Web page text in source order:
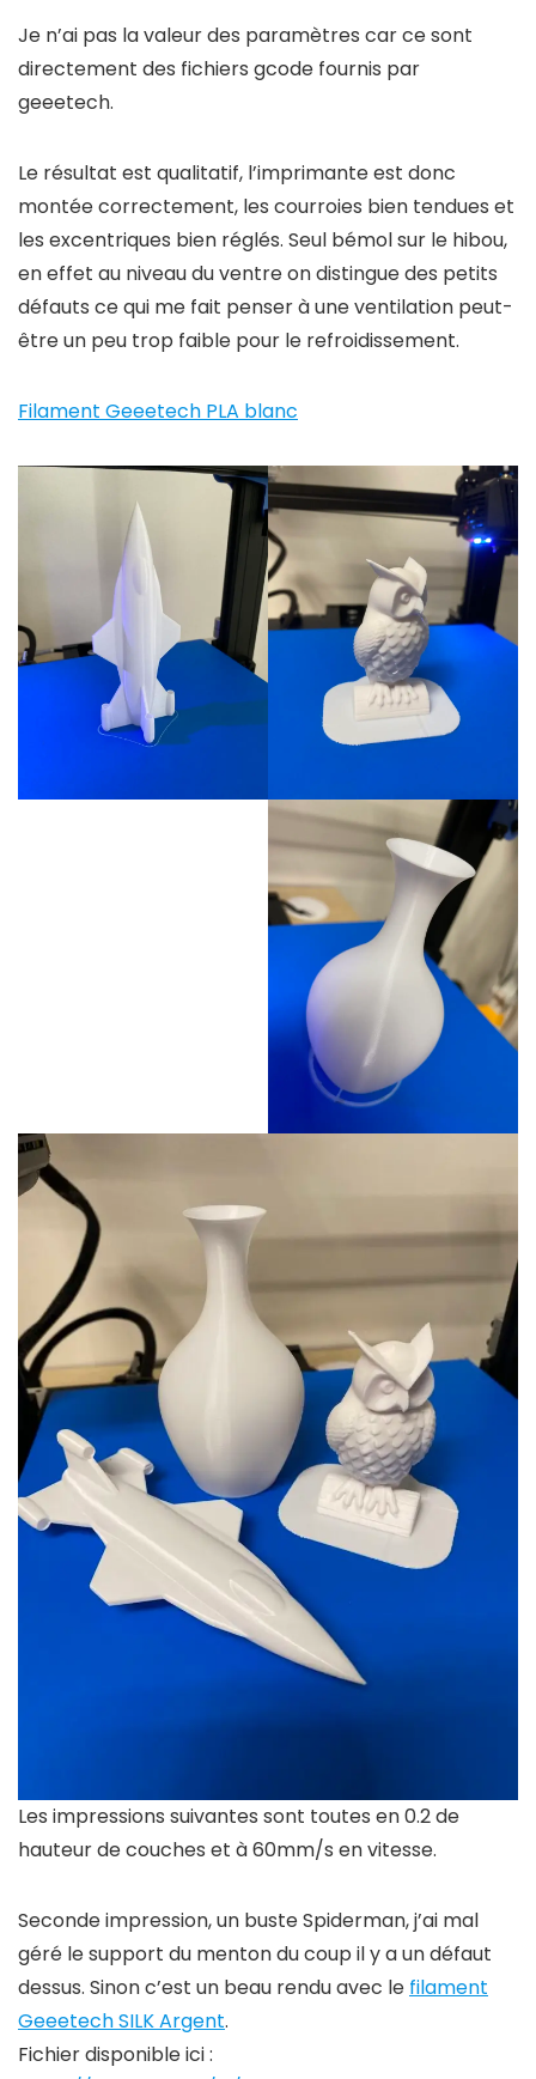
Je n’ai pas la valeur des paramètres car ce sont
directement des fichiers gcode fournis par
geeetech.
Le résultat est qualitatif, l’imprimante est donc
montée correctement, les courroies bien tendues et
les excentriques bien réglés. Seul bémol sur le hibou,
en effet au niveau du ventre on distingue des petits
défauts ce qui me fait penser à une ventilation peut-
être un peu trop faible pour le refroidissement.
Filament Geeetech PLA blanc
Les impressions suivantes sont toutes en 0.2 de
hauteur de couches et à 60mm/s en vitesse.
Seconde impression, un buste Spiderman, j’ai mal
géré le support du menton du coup il y a un défaut
dessus. Sinon c’est un beau rendu avec le filament
Geeetech SILK Argent.
Fichier disponible ici :